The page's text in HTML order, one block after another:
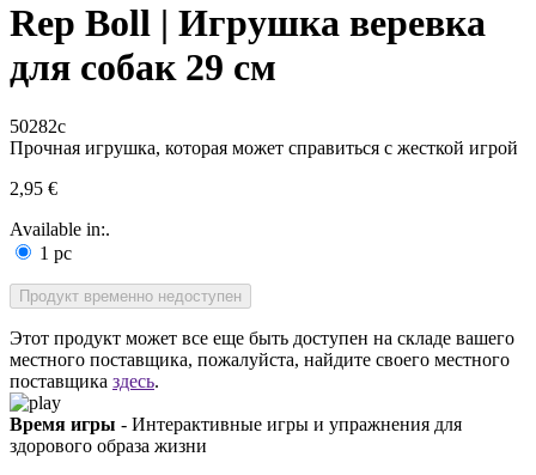
Rep Boll | Игрушка веревка
для собак 29 см
50282c
Прочная игрушка, которая может справиться с жесткой игрой
2,95 €
Available in:.
1 pc
Продукт временно недоступен
Этот продукт может все еще быть доступен на складе вашего
местного поставщика, пожалуйста, найдите своего местного
поставщика здесь.
Время игры - Интерактивные игры и упражнения для
здорового образа жизни